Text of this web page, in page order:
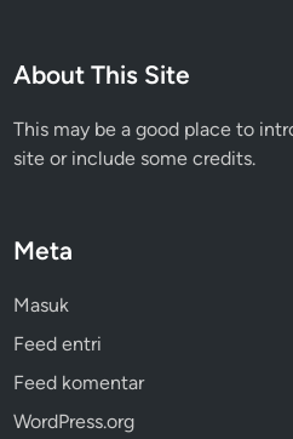
About This Site
This may be a good place to
site or include some credits.
Meta
Masuk
Feed entri
Feed komentar
WordPress.org